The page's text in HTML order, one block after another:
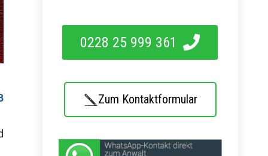
0228 25 999 361
Zum Kontaktformular